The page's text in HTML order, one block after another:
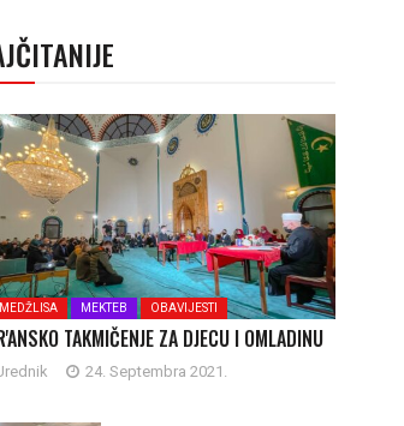
MEDŽLISA MEKTEB OBAVIJESTI
TAKMIČENJE ZA DJECU I OMLADINU
24. Septembra 2021.